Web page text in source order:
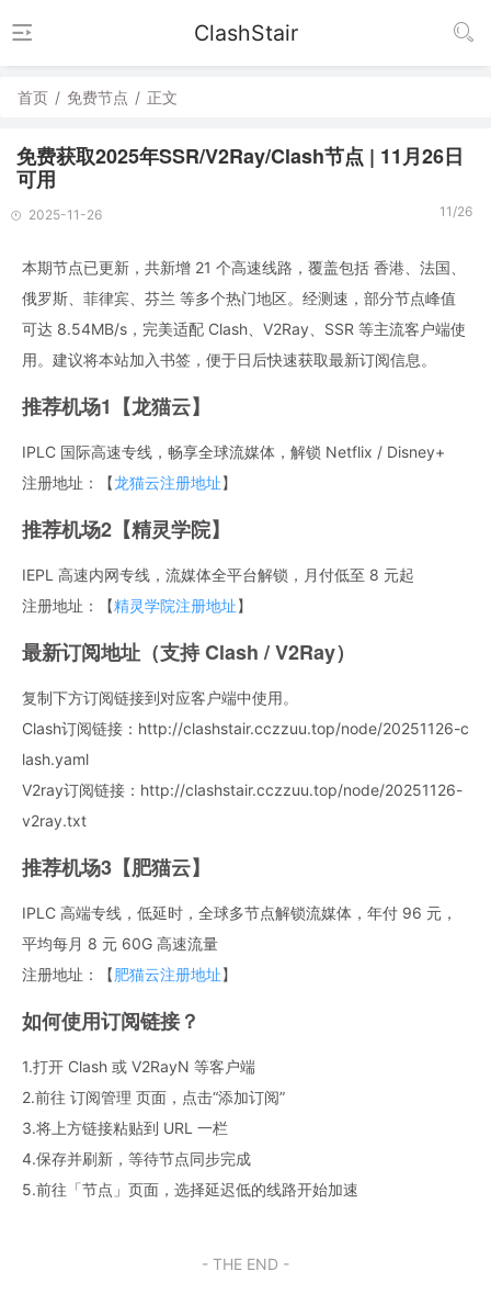
ClashStair
首页 / 免费节点 / 正文
免费获取2025年SSR/V2Ray/Clash节点 | 11月26日
可用
2025-11-26 11/26
本期节点已更新，共新增 21 个高速线路，覆盖包括 香港、法国、
俄罗斯、菲律宾、芬兰 等多个热门地区。经测速，部分节点峰值
可达 8.54MB/s，完美适配 Clash、V2Ray、SSR 等主流客户端使
用。建议将本站加入书签，便于日后快速获取最新订阅信息。
推荐机场1【龙猫云】
IPLC 国际高速专线，畅享全球流媒体，解锁 Netflix / Disney+
注册地址：【龙猫云注册地址】
推荐机场2【精灵学院】
IEPL 高速内网专线，流媒体全平台解锁，月付低至 8 元起
注册地址：【精灵学院注册地址】
最新订阅地址（支持 Clash / V2Ray）
复制下方订阅链接到对应客户端中使用。
Clash订阅链接：http://clashstair.cczzuu.top/node/20251126-c
lash.yaml
V2ray订阅链接：http://clashstair.cczzuu.top/node/20251126-
v2ray.txt
推荐机场3【肥猫云】
IPLC 高端专线，低延时，全球多节点解锁流媒体，年付 96 元，
平均每月 8 元 60G 高速流量
注册地址：【肥猫云注册地址】
如何使用订阅链接？
1.打开 Clash 或 V2RayN 等客户端
2.前往 订阅管理 页面，点击“添加订阅”
3.将上方链接粘贴到 URL 一栏
4.保存并刷新，等待节点同步完成
5.前往「节点」页面，选择延迟低的线路开始加速
- THE END -